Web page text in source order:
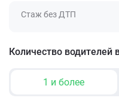
Стаж без ДТП
Количество водителей
1 и более